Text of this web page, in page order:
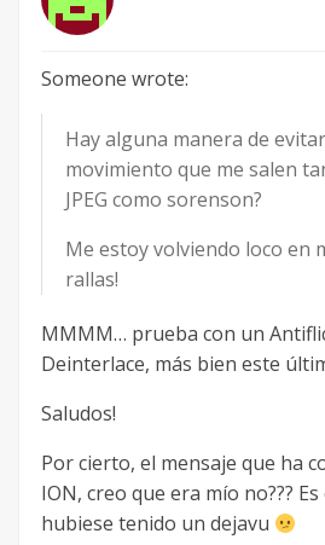
Someone wrote:
Hay alguna manera de
movimiento que me salen
JPEG como sorenson?
Me estoy volviendo loco en
rallas!
MMMM… prueba con un
Deinterlace, más bien este
Saludos!
Por cierto, el mensaje que ha
ION, creo que era mío no???
hubiese tenido un dejavu